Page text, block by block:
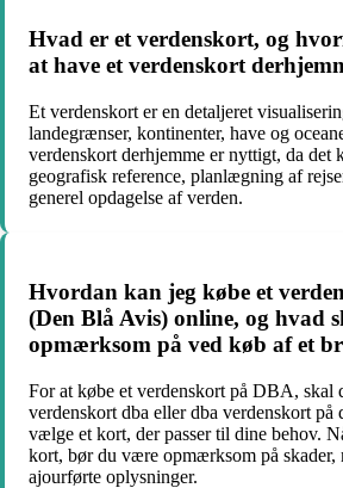
Hvad er et verdenskort, og
at have et verdenskort
Et verdenskort er en detaljeret
landegrænser, kontinenter, have og
verdenskort derhjemme er nyttigt, da det
geografisk reference, planlægning af
generel opdagelse af verden.
Hvordan kan jeg købe et
(Den Blå Avis) online, og hvad
opmærksom på ved køb af et
For at købe et verdenskort på DBA, skal
verdenskort dba eller dba verdenskort på
vælge et kort, der passer til dine behov.
kort, bør du være opmærksom på skader,
ajourførte oplysninger.